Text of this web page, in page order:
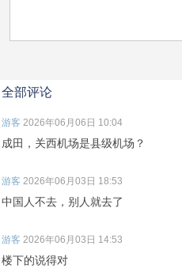
全部评论
游客 2026年06月06日 10:04
成田，关西机场是县级机场？
游客 2026年06月03日 18:53
中国人不去，别人就去了
游客 2026年06月03日 14:53
楼下的说得对